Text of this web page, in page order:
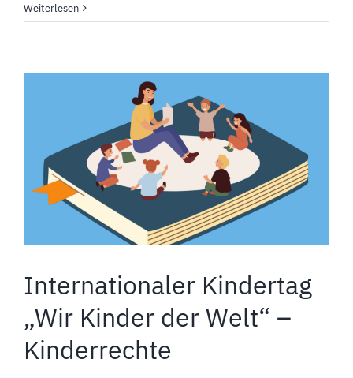
Weiterlesen
Internationaler Kindertag
„Wir Kinder der Welt“ –
Kinderrechte